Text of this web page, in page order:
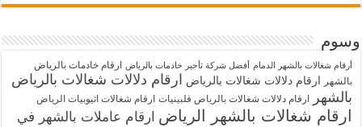
وسوم
أرقام شغالات بالشهر الدمام أفضل شركة تأجير خادمات بالرياض
ارقام خادمات بالرياض
بالشهر
ارقام دلالات شغالات بالرياض ارقام دلالات شغالات بالرياض
بالشهر
ارقام دلالات شغالات بالرياض فلبينيات ارقام شغالات اثيوبيات الرياض
ارقام شغالات بالشهر الرياض ارقام عاملات بالشهر في